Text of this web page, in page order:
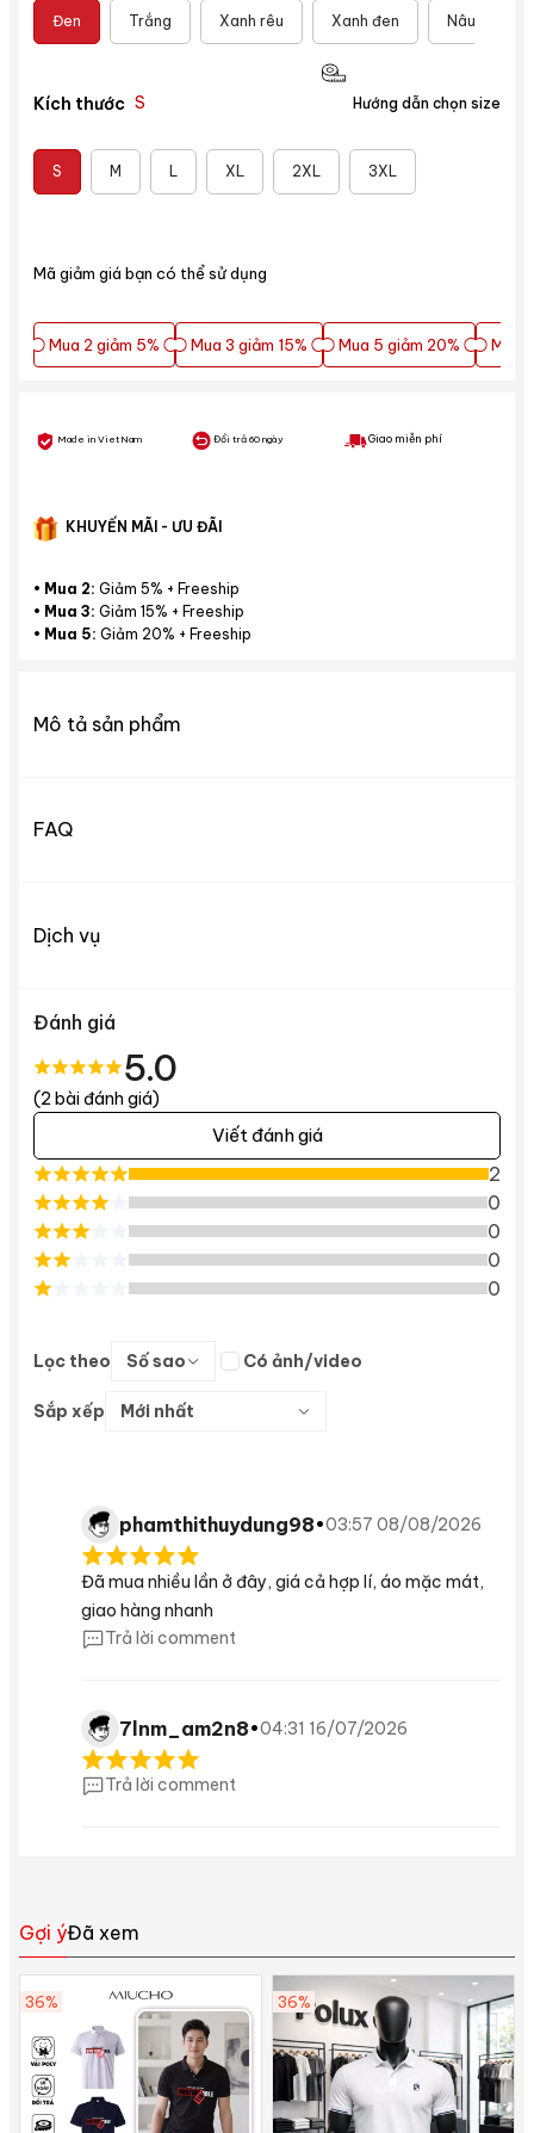
Mã giảm giá bạn có thể sử dụng
Mua 2 giảm 5%
Mua 2 giảm 5% Mua 3 giảm 15%
Mua 3 giảm 15% Mua 5 giảm 20%
Mua 5 giảm 20% Mua
Mua
Đen Trắng Xanh rêu Xanh đen Nâu
Kích thước S
S M L XL 2XL 3XL
Hướng dẫn chọn size
Made in VietNam Đổi trả 60 ngày Giao miễn phí
KHUYẾN MÃI - ƯU ĐÃI
• Mua 2: Giảm 5% + Freeship
• Mua 3: Giảm 15% + Freeship
• Mua 5: Giảm 20% + Freeship
Mô tả sản phẩm
FAQ
Đánh giá
5.0
(2 bài đánh giá)
Viết đánh giá
2
0
0
0
0
Lọc theo Số sao Có ảnh/video
Sắp xếp Mới nhất
phamthithuydung98•03:57 08/08/2026
Đã mua nhiều lần ở đây, giá cả hợp lí, áo mặc mát,
giao hàng nhanh
Trả lời comment
7lnm_am2n8•04:31 16/07/2026
Trả lời comment
Dịch vụ
Gợi ýĐã xem
36% 36%